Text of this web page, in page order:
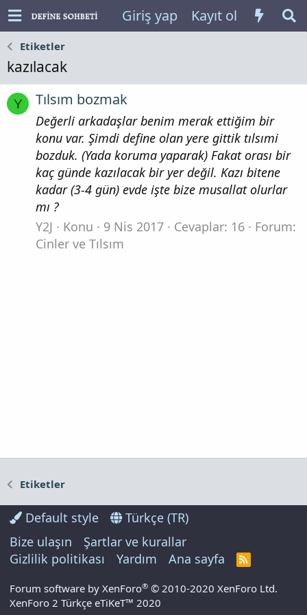
Giriş yap Kayıt ol
Etiketler
kazılacak
Y Tılsım bozmak
Değerli arkadaşlar benim merak ettiğim bir
konu var. Şimdi define olan yere gittik tılsımi
bozduk. (Yada koruma yaparak) Fakat orası bir
kaç günde kazılacak bir yer değil. Kazı bitene
kadar (3-4 gün) evde işte bize musallat olurlar
mı ?
Y2J
Konu 9 Nis 2017 Cevaplar: 16
Forum:
Cinler ve Tılsım
Etiketler
Default style
Türkçe (TR)
Bize ulaşın
Şartlar ve kurallar
Gizlilik politikası
Yardım Ana sayfa
R
S
Forum software by XenForo® © 2010-2020 XenForo Ltd.
XenForo 2 Türkçe eTiKeT™ 2020